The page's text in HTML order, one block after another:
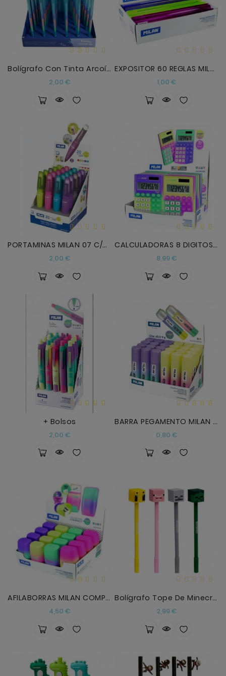
Bolígrafo Con Tinta Arcoíris Ballena
2,00 €Precio
EXPOSITOR 60 REGLAS MILAN TRIANGULAR COLORES SURTI
1,00 €Precio
PORTAMINAS MILAN 07 C/GOMA
2,00 €Precio
CALCULADORAS 8 DIGITOS POCKET SUNSET
8,99 €Precio
+ Bolsos
2,00 €Precio
BARRA PEGAMENTO MILAN 8 G SUNSET
0,80 €Precio
AFILABORRAS MILAN COMPACT SUNSET SURTIDOS CAJA EXP
4,50 €Precio
Bolígrafo Tope De Minecraft Sorpresa
2,99 €Precio